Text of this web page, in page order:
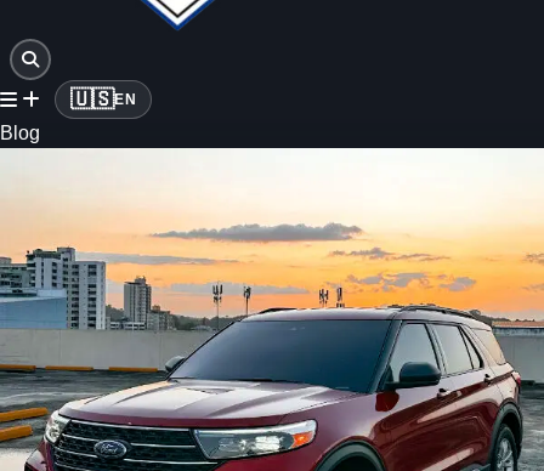
🇺🇸EN
Blog